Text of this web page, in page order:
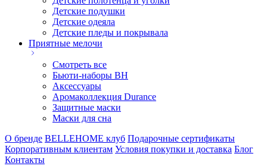
Детские подушки
Детские одеяла
Детские пледы и покрывала
Приятные мелочи
Смотреть все
Бьюти-наборы ВН
Аксессуары
Аромаколлекция Durance
Защитные маски
Маски для сна
О бренде BELLEHOME клуб Подарочные сертификаты
Корпоративным клиентам Условия покупки и доставка Блог
Контакты